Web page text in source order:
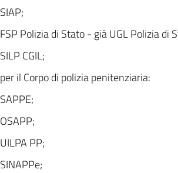
SIAP;
FSP Polizia di Stato - già UGL Polizia di
SILP CGIL;
per il Corpo di polizia penitenziaria:
SAPPE;
OSAPP;
UILPA PP;
SINAPPe;